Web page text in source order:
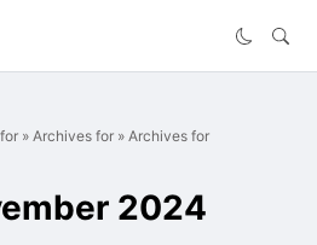
» Archives for » Archives for
2024